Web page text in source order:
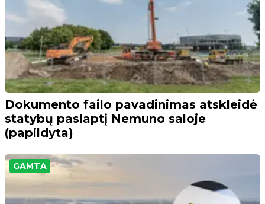
Dokumento failo pavadinimas atskleidė
statybų paslaptį Nemuno saloje
(papildyta)
GAMTA